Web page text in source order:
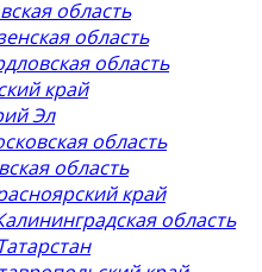
область
область
область
край
Эл
область
область
край
область